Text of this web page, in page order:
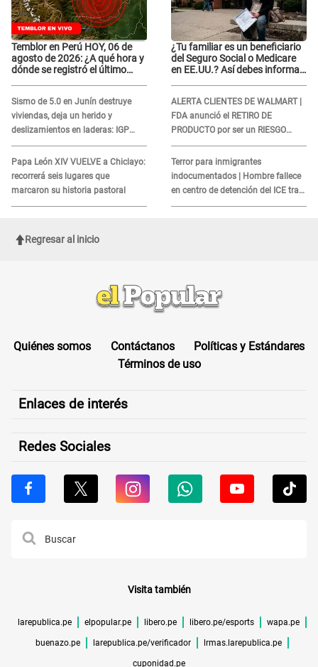
Temblor en Perú HOY, 06 de
agosto de 2026: ¿A qué hora y
dónde se registró el último
Sismo de 5.0 en Junín destruye
viviendas, deja un herido y
deslizamientos en laderas: IGP
alerta sobre posibles réplicas
Papa León XIV VUELVE a Chiclayo:
recorrerá seis lugares que
marcaron su historia pastoral
¿Tu familiar es un beneficiario
del Seguro Social o Medicare
en EE.UU.? Así debes informar
ALERTA CLIENTES DE WALMART |
FDA anunció el RETIRO DE
PRODUCTO por ser un RIESGO
MORTAL para consumidores: ¿Cuál
es?
Terror para inmigrantes
indocumentados | Hombre fallece
en centro de detención del ICE tras
sufrir una "emergencia médica"
Regresar al inicio
Quiénes somos Contáctanos
Políticas y Estándares
Términos de uso
Enlaces de interés
Redes Sociales
Visita también
larepublica.pe elpopular.pe libero.pe libero.pe/esports wapa.pe
buenazo.pe larepublica.pe/verificador lrmas.larepublica.pe
cuponidad.pe